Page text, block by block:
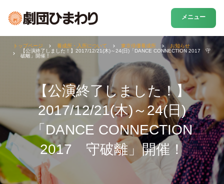
メニュー
【公演終了しました！】
2017/12/21(木)～24(日)
「DANCE CONNECTION
2017 守破離」開催！
トップページ 養成所・入所について 東京俳優養成所
お知らせ
【公演終了しました！】2017/12/21(木)～24(日)「DANCE CONNECTION 2017 守
破離」開催！